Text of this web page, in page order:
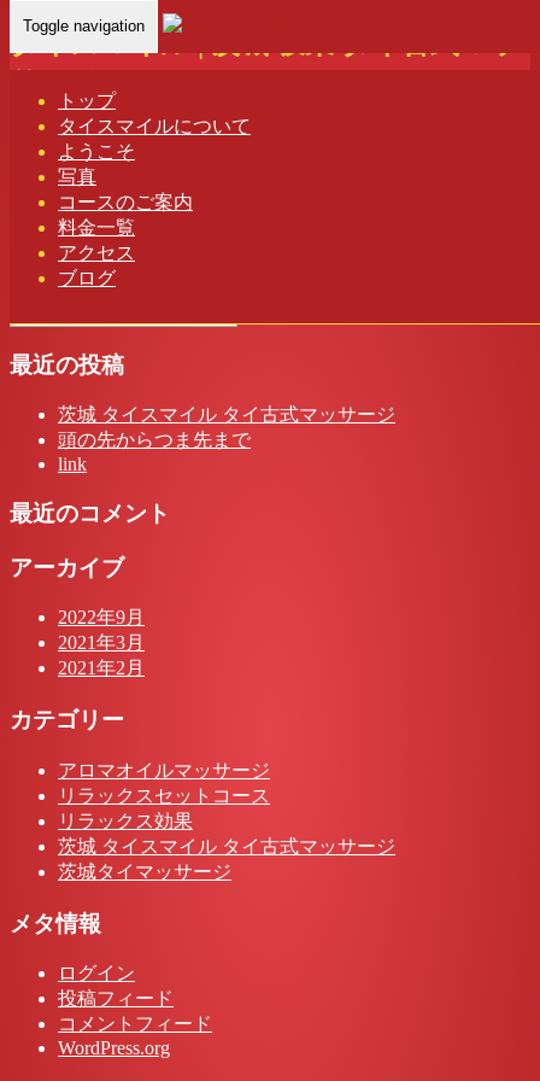
Toggle navigation
トップ
タイスマイルについて
ようこそ
写真
コースのご案内
料金一覧
アクセス
ブログ
タイスマイル | 茨城 坂東 タイ古式マッ
Home --タイス…
タイスマイル | 茨城 坂東 タイ古式マッサージ
最近の投稿
茨城 タイスマイル タイ古式マッサージ
頭の先からつま先まで
link
最近のコメント
アーカイブ
2022年9月
2021年3月
2021年2月
カテゴリー
アロマオイルマッサージ
リラックスセットコース
リラックス効果
茨城 タイスマイル タイ古式マッサージ
茨城タイマッサージ
メタ情報
ログイン
投稿フィード
コメントフィード
WordPress.org